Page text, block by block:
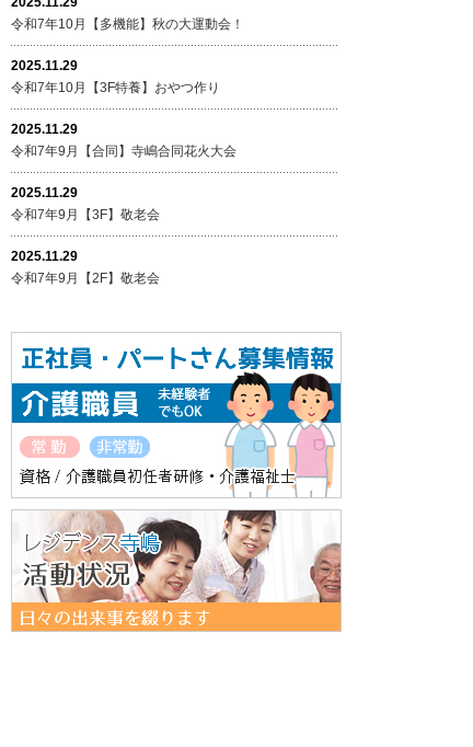
令和7年10月【多機能】秋の大運動会！
2025.11.29
令和7年10月【3F特養】おやつ作り
2025.11.29
令和7年9月【合同】寺嶋合同花火大会
2025.11.29
令和7年9月【3F】敬老会
2025.11.29
令和7年9月【2F】敬老会